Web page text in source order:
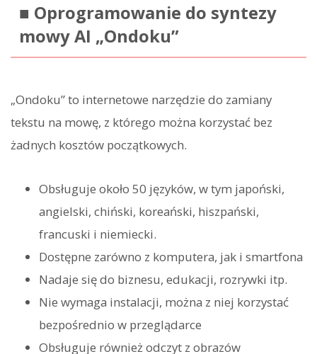
■ Oprogramowanie do syntezy
mowy AI „Ondoku”
„Ondoku” to internetowe narzędzie do zamiany
tekstu na mowę, z którego można korzystać bez
żadnych kosztów początkowych.
Obsługuje około 50 języków, w tym japoński,
angielski, chiński, koreański, hiszpański,
francuski i niemiecki.
Dostępne zarówno z komputera, jak i smartfona
Nadaje się do biznesu, edukacji, rozrywki itp.
Nie wymaga instalacji, można z niej korzystać
bezpośrednio w przeglądarce
Obsługuje również odczyt z obrazów